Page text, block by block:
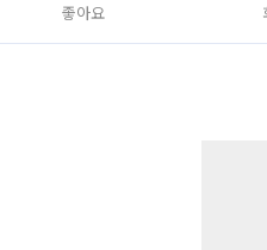
좋아요